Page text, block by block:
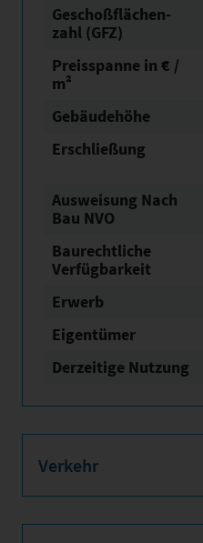
Geschoßflächen­
zahl (GFZ)
Preisspanne in € /
m²
Gebäudehöhe
Erschließung
Ausweisung Nach
Bau NVO
Baurechtliche
Verfügbarkeit
Erwerb
Eigentümer
Derzeitige Nutzung
Verkehr